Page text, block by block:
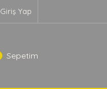
Giriş Yap
Sepetim